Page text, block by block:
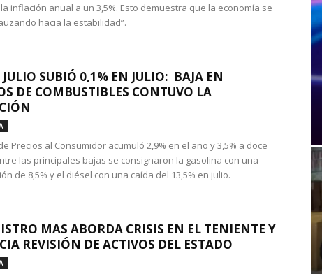
inflación anual a un 3,5%. Esto demuestra que la economía se
hacia la estabilidad”.
JULIO SUBIÓ 0,1% EN JULIO: BAJA EN
DE COMBUSTIBLES CONTUVO LA
Precios al Consumidor acumuló 2,9% en el año y 3,5% a doce
las principales bajas se consignaron la gasolina con una
de 8,5% y el diésel con una caída del 13,5% en julio.
MAS ABORDA CRISIS EN EL TENIENTE Y
REVISIÓN DE ACTIVOS DEL ESTADO